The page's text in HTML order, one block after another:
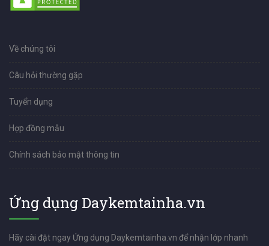
Về chúng tôi
Câu hỏi thường gặp
Tuyển dụng
Hợp đồng mẫu
Chính sách bảo mật thông tin
Ứng dụng Daykemtainha.vn
Hãy cài đặt ngay Ứng dụng Daykemtainha.vn để nhận lớp nhanh